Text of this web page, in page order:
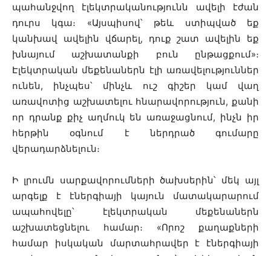
պահանջվող էլեկտրականությունն ավելի էժան
դուրս կգա։ «Այսպիսով՝ թեև ստիպված եք
կանխավ ավելին վճարել, դուք շատ ավելին եք
խնայում աշխատանքի բուն ընթացքում»։
Էլեկտրական մեքենաներն էլի առավելություններ
ունեն, ինչպես՝ մինչև ուշ գիշեր կամ վաղ
առավոտից աշխատելու հնարավորություն, քանի
որ դրանք քիչ աղմուկ են առաջացնում, ինչն իր
հերթին օգնում է ներդրած գումարը
վերադարձնելուն։
Ի լրումն սարքավորումների ծախսերին՝ մեկ այլ
արգելք է էներգիայի կայուն մատակարարում
ապահովելը՝ էլեկտրական մեքենաներն
աշխատեցնելու համար։ «Որոշ քաղաքների
համար իսկական մարտահրավեր է էներգիայի